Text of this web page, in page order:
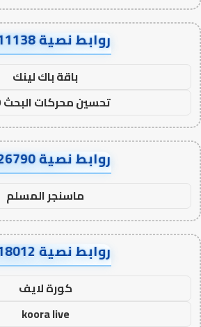
روابط نصية AA11138
باقة باك لينك
تحسين محركات البحث SEO
روابط نصية AA26790
ماسنجر المسلم
روابط نصية AA18012
كورة لايف
koora live